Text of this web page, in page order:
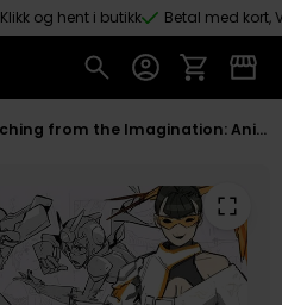
Klikk og hent i butikk Betal med kort,
Sketching from the Imagination: Anime & Manga: Anime & Manga